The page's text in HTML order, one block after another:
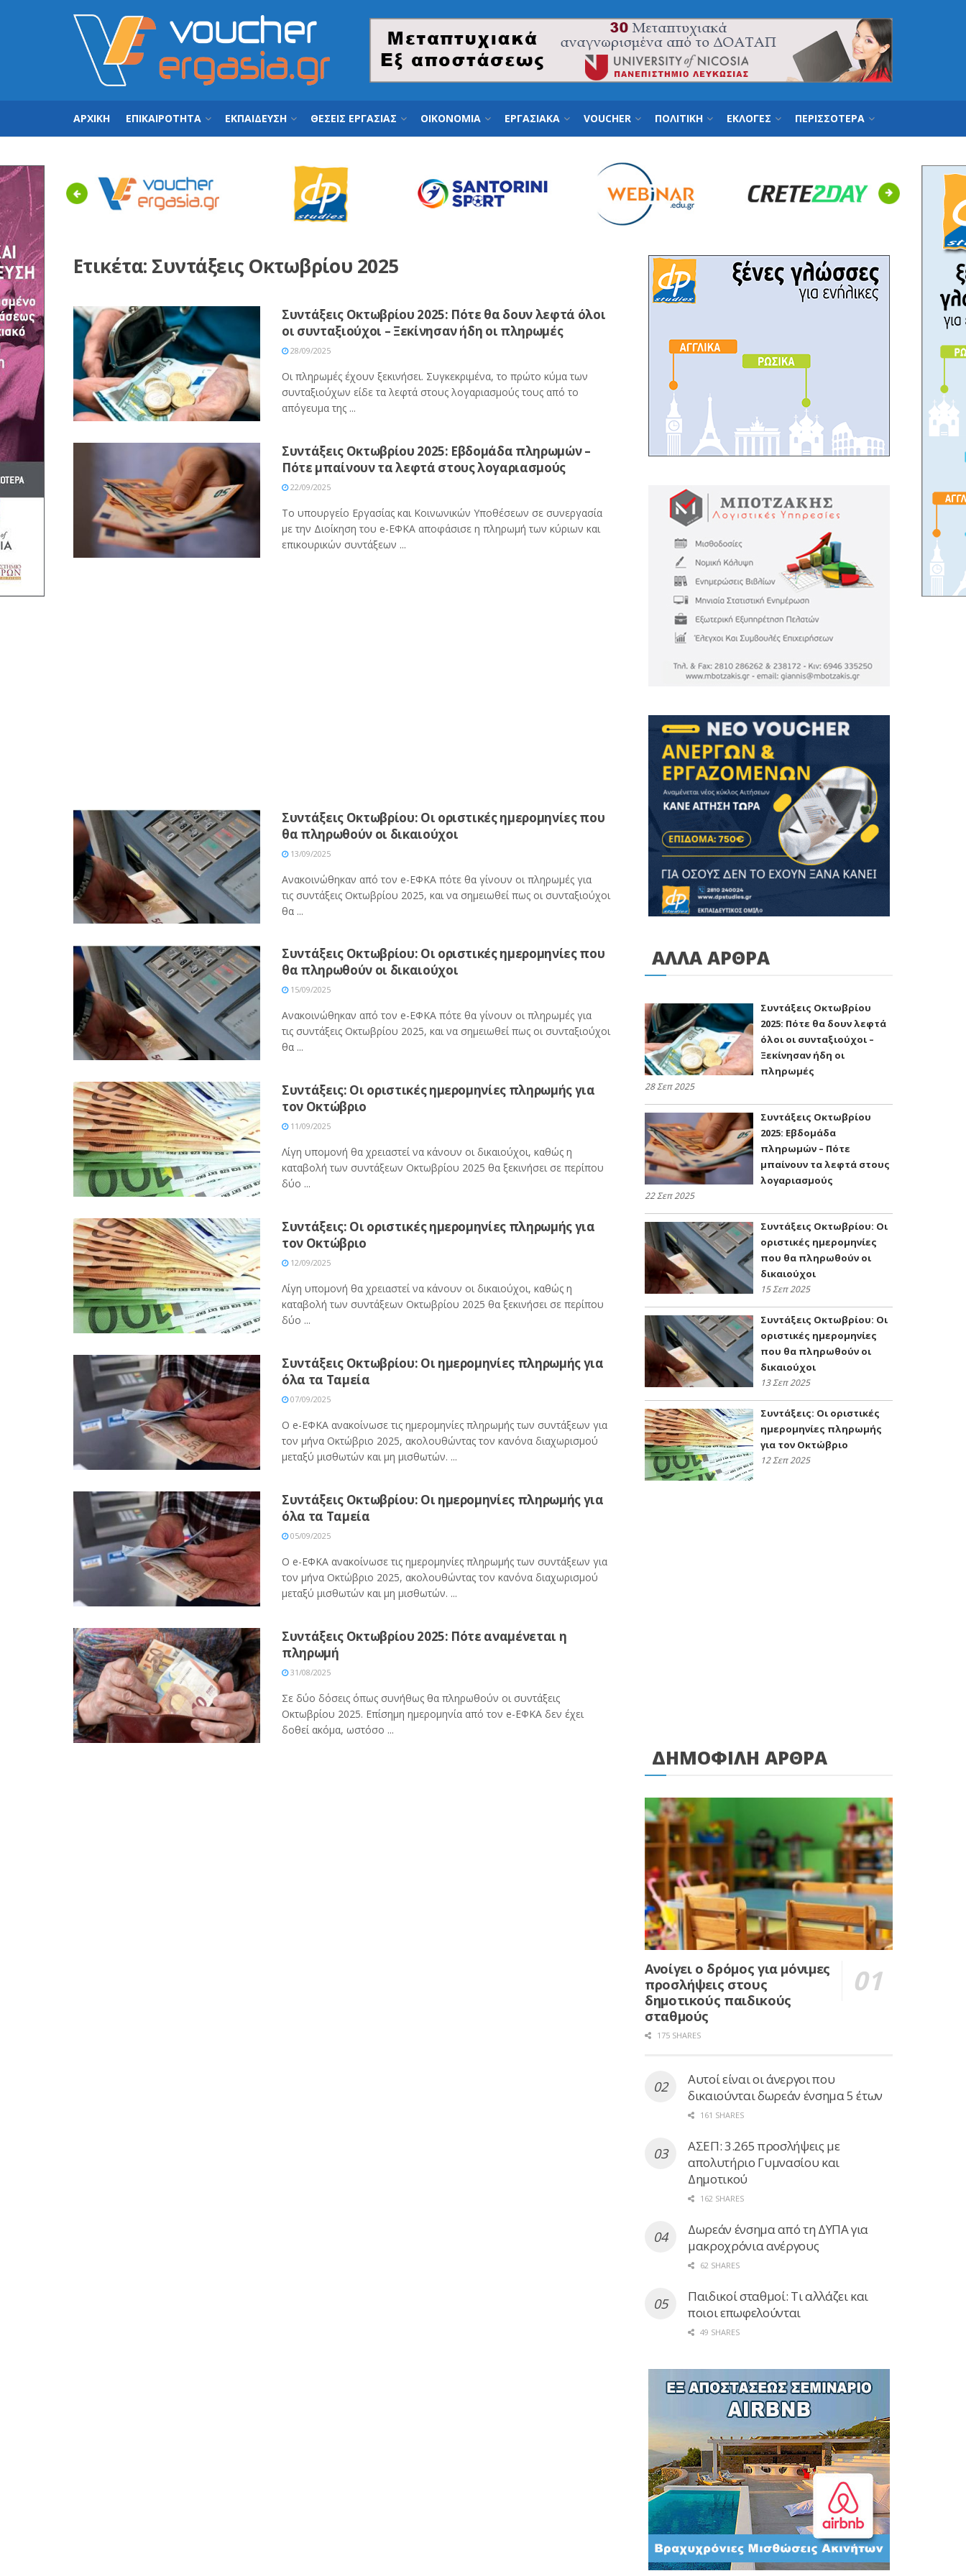
ΑΡΧΙΚΗ ΕΠΙΚΑΙΡΟΤΗΤΑ ΕΚΠΑΙΔΕΥΣΗ ΘΕΣΕΙΣ ΕΡΓΑΣΙΑΣ ΟΙΚΟΝΟΜΙΑ ΕΡΓΑΣΙΑΚΑ VOUCHER ΠΟΛΙΤΙΚΗ ΕΚΛΟΓΕΣ ΠΕΡΙΣΣΟΤΕΡΑ
Previous Next
Ετικέτα: Συντάξεις Οκτωβρίου 2025
Συντάξεις Οκτωβρίου 2025: Πότε θα δουν λεφτά όλοι
οι συνταξιούχοι – Ξεκίνησαν ήδη οι πληρωμές
28/09/2025
Οι πληρωμές έχουν ξεκινήσει. Συγκεκριμένα, το πρώτο κύμα των
συνταξιούχων είδε τα λεφτά στους λογαριασμούς τους από το
απόγευμα της ...
Συντάξεις Οκτωβρίου 2025: Εβδομάδα πληρωμών –
Πότε μπαίνουν τα λεφτά στους λογαριασμούς
22/09/2025
Το υπουργείο Εργασίας και Κοινωνικών Υποθέσεων σε συνεργασία
με την Διοίκηση του e-ΕΦΚΑ αποφάσισε η πληρωμή των κύριων και
επικουρικών συντάξεων ...
Συντάξεις Οκτωβρίου: Οι οριστικές ημερομηνίες που
θα πληρωθούν οι δικαιούχοι
13/09/2025
Ανακοινώθηκαν από τον e-ΕΦΚΑ πότε θα γίνουν οι πληρωμές για
τις συντάξεις Οκτωβρίου 2025, και να σημειωθεί πως οι συνταξιούχοι
θα ...
Συντάξεις Οκτωβρίου: Οι οριστικές ημερομηνίες που
θα πληρωθούν οι δικαιούχοι
15/09/2025
Ανακοινώθηκαν από τον e-ΕΦΚΑ πότε θα γίνουν οι πληρωμές για
τις συντάξεις Οκτωβρίου 2025, και να σημειωθεί πως οι συνταξιούχοι
θα ...
Συντάξεις: Οι οριστικές ημερομηνίες πληρωμής για
τον Οκτώβριο
11/09/2025
Λίγη υπομονή θα χρειαστεί να κάνουν οι δικαιούχοι, καθώς η
καταβολή των συντάξεων Οκτωβρίου 2025 θα ξεκινήσει σε περίπου
δύο ...
Συντάξεις: Οι οριστικές ημερομηνίες πληρωμής για
τον Οκτώβριο
12/09/2025
Λίγη υπομονή θα χρειαστεί να κάνουν οι δικαιούχοι, καθώς η
καταβολή των συντάξεων Οκτωβρίου 2025 θα ξεκινήσει σε περίπου
δύο ...
Συντάξεις Οκτωβρίου: Οι ημερομηνίες πληρωμής για
όλα τα Ταμεία
07/09/2025
Ο e-ΕΦΚΑ ανακοίνωσε τις ημερομηνίες πληρωμής των συντάξεων για
τον μήνα Οκτώβριο 2025, ακολουθώντας τον κανόνα διαχωρισμού
μεταξύ μισθωτών και μη μισθωτών. ...
Συντάξεις Οκτωβρίου: Οι ημερομηνίες πληρωμής για
όλα τα Ταμεία
05/09/2025
Ο e-ΕΦΚΑ ανακοίνωσε τις ημερομηνίες πληρωμής των συντάξεων για
τον μήνα Οκτώβριο 2025, ακολουθώντας τον κανόνα διαχωρισμού
μεταξύ μισθωτών και μη μισθωτών. ...
Συντάξεις Οκτωβρίου 2025: Πότε αναμένεται η
πληρωμή
31/08/2025
Σε δύο δόσεις όπως συνήθως θα πληρωθούν οι συντάξεις
Οκτωβρίου 2025. Επίσημη ημερομηνία από τον e-ΕΦΚΑ δεν έχει
δοθεί ακόμα, ωστόσο ...
ΑΛΛΑ ΑΡΘΡΑ
Συντάξεις Οκτωβρίου
2025: Πότε θα δουν λεφτά
όλοι οι συνταξιούχοι –
Ξεκίνησαν ήδη οι
πληρωμές
28 Σεπ 2025
Συντάξεις Οκτωβρίου
2025: Εβδομάδα
πληρωμών – Πότε
μπαίνουν τα λεφτά στους
λογαριασμούς
22 Σεπ 2025
Συντάξεις Οκτωβρίου: Οι
οριστικές ημερομηνίες
που θα πληρωθούν οι
δικαιούχοι
15 Σεπ 2025
Συντάξεις Οκτωβρίου: Οι
οριστικές ημερομηνίες
που θα πληρωθούν οι
δικαιούχοι
13 Σεπ 2025
Συντάξεις: Οι οριστικές
ημερομηνίες πληρωμής
για τον Οκτώβριο
12 Σεπ 2025
ΔΗΜΟΦΙΛΗ ΑΡΘΡΑ
Ανοίγει ο δρόμος για μόνιμες
προσλήψεις στους
δημοτικούς παιδικούς
σταθμούς
175 SHARES
Αυτοί είναι οι άνεργοι που
δικαιούνται δωρεάν ένσημα 5 έτων
161 SHARES
ΑΣΕΠ: 3.265 προσλήψεις με
απολυτήριο Γυμνασίου και
Δημοτικού
162 SHARES
Δωρεάν ένσημα από τη ΔΥΠΑ για
μακροχρόνια ανέργους
62 SHARES
Παιδικοί σταθμοί: Τι αλλάζει και
ποιοι επωφελούνται
49 SHARES